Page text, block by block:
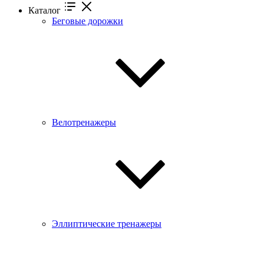
Каталог
Беговые дорожки
Велотренажеры
Эллиптические тренажеры